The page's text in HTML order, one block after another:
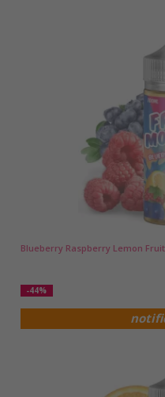
Blueberry Raspberry Lemon
-44%